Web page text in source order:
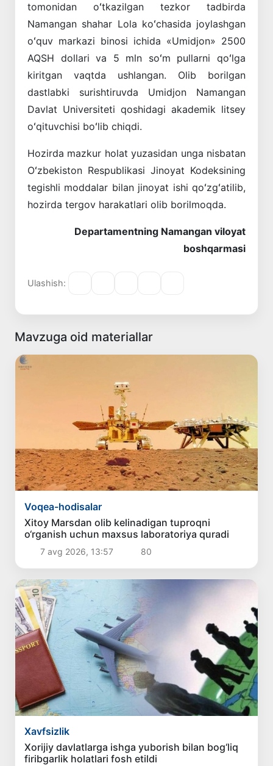
tomonidan oʻtkazilgan tezkor tadbirda
Namangan shahar Lola koʻchasida joylashgan
oʻquv markazi binosi ichida «Umidjon» 2500
AQSH dollari va 5 mln soʻm pullarni qoʻlga
kiritgan vaqtda ushlangan. Olib borilgan
dastlabki surishtiruvda Umidjon Namangan
Davlat Universiteti qoshidagi akademik litsey
oʻqituvchisi boʻlib chiqdi.
Hozirda mazkur holat yuzasidan unga nisbatan
Oʻzbekiston Respublikasi Jinoyat Kodeksining
tegishli moddalar bilan jinoyat ishi qoʻzgʻatilib,
hozirda tergov harakatlari olib borilmoqda.
Departamentning Namangan viloyat
boshqarmasi
Ulashish:
Mavzuga oid materiallar
Voqea-hodisalar
Xitoy Marsdan olib kelinadigan tuproqni
o‘rganish uchun maxsus laboratoriya quradi
7 avg 2026, 13:57 80
Xavfsizlik
Xorijiy davlatlarga ishga yuborish bilan bog‘liq
firibgarlik holatlari fosh etildi